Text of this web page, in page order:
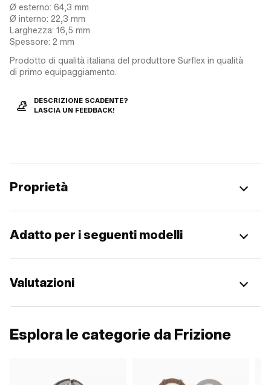
Ø esterno: 64,3 mm
Ø interno: 22,3 mm
Larghezza: 16,5 mm
Spessore: 2 mm
Prodotto di qualità italiana del produttore Surflex in qualità
di primo equipaggiamento.
DESCRIZIONE SCADENTE?
LASCIA UN FEEDBACK!
Proprietà
Adatto per i seguenti modelli
Valutazioni
Esplora le categorie da Frizione